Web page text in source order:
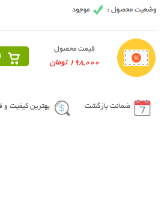
قیمت محصول
198,000 تومان
ضمانت بازگشت بهترین کیفیت و